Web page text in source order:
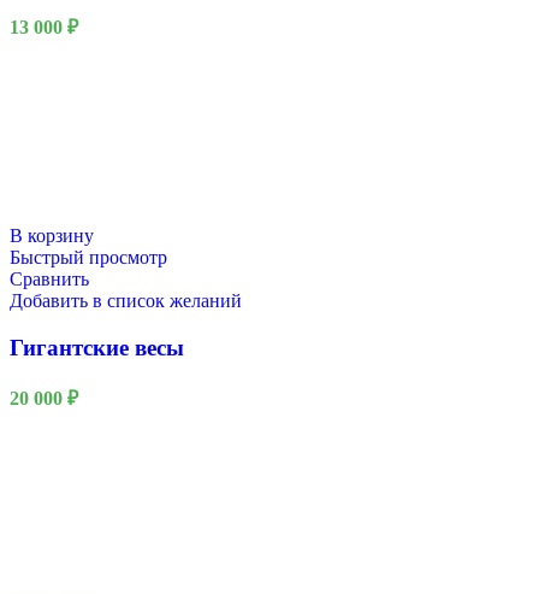
13 000 ₽
В корзину
Быстрый просмотр
Сравнить
Добавить в список желаний
Гигантские весы
20 000 ₽